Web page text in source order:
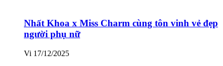
Nhất Khoa x Miss Charm cùng tôn vinh vẻ đẹp
người phụ nữ
Vi 17/12/2025